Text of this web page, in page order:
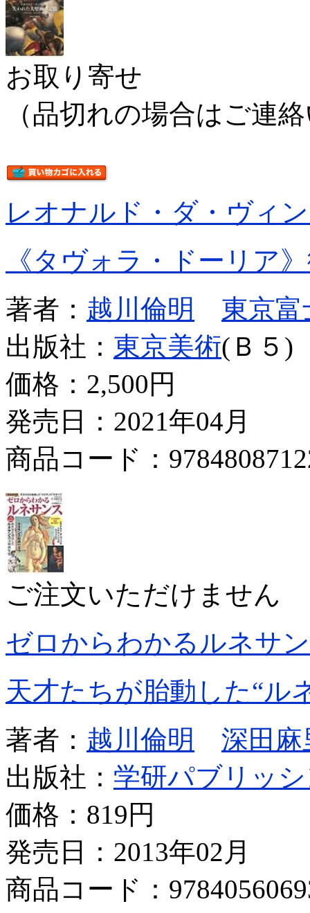
お取り寄せ
（品切れの場合はご連
レオナルド・ダ・ヴィ
《タヴォラ・ドーリア
著者： 越川倫明
東京
出版社： 東京美術(Ｂ５)
価格： 2,500円
発売日：2021年04月
商品コード：
ご注文いただけません
ゼロからわかるルネサ
天才たちが胎動した“ル
著者： 越川倫明
深田麻
出版社： 学研パブリッ
価格： 819円
発売日：2013年02月
商品コード：